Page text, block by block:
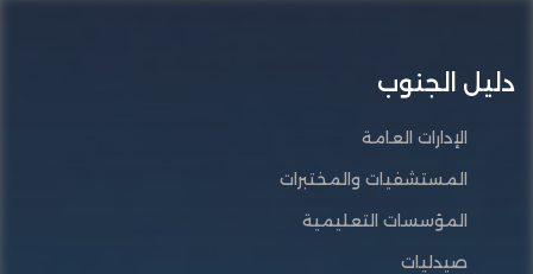
دليل الجنوب
الإدارات العامة
المستشفيات والمختبرات
المؤسسات التعليمية
صيدليات